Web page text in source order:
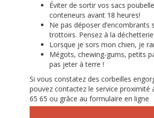
Éviter de sortir vos sacs
conteneurs avant 18 heures!
Ne pas déposer d’encombrants
trottoirs. Pensez à la déchetterie
Lorsque je sors mon chien, je
Mégots, chewing-gums, petits
pas jeter à terre !
Si vous constatez des corbeilles
pouvez contactez le service proximité
65 65 ou grâce au formulaire en ligne